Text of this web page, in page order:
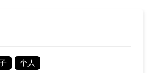
个人